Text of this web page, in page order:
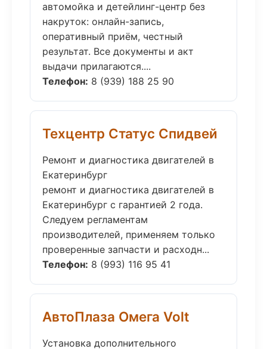
автомойка и детейлинг-центр без
накруток: онлайн-запись,
оперативный приём, честный
результат. Все документы и акт
выдачи прилагаются....
Телефон: 8 (939) 188 25 90
Техцентр Статус Спидвей
Ремонт и диагностика двигателей в
Екатеринбург
ремонт и диагностика двигателей в
Екатеринбург с гарантией 2 года.
Следуем регламентам
производителей, применяем только
проверенные запчасти и расходн...
Телефон: 8 (993) 116 95 41
АвтоПлаза Омега Volt
Установка дополнительного